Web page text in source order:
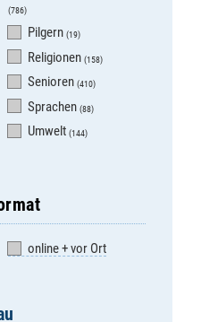
(786)
Pilgern (19)
Religionen (158)
Senioren (410)
Sprachen (88)
Umwelt (144)
online + vor Ort